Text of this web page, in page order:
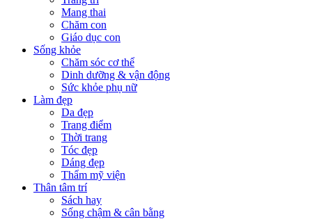
Mang thai
Chăm con
Giáo dục con
Sống khỏe
Chăm sóc cơ thể
Dinh dưỡng & vận động
Sức khỏe phụ nữ
Làm đẹp
Da đẹp
Trang điểm
Thời trang
Tóc đẹp
Dáng đẹp
Thẩm mỹ viện
Thân tâm trí
Sách hay
Sống chậm & cân bằng